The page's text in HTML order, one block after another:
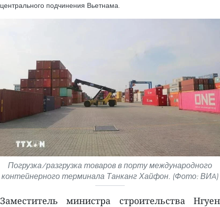
центрального подчинения Вьетнама.
Погрузка/разгрузка товаров в порту международного
контейнерного терминала Танканг Хайфон. (Фото: ВИA)
Заместитель министра строительства Нгуен